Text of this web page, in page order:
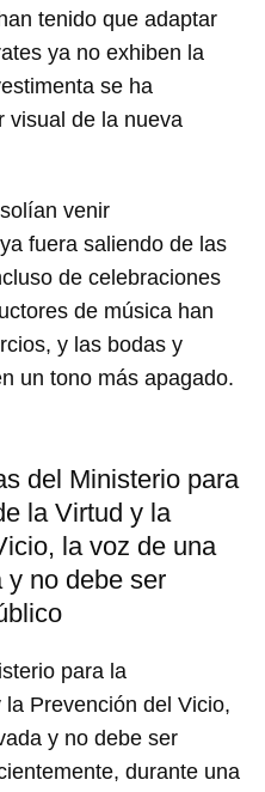
tenido que adaptar
ya no exhiben la
se ha
visual de la nueva
venir
fuera saliendo de las
de celebraciones
de música han
y las bodas y
un tono más apagado.
del Ministerio para
la Virtud y la
la voz de una
y no debe ser
para la
Prevención del Vicio,
y no debe ser
durante una